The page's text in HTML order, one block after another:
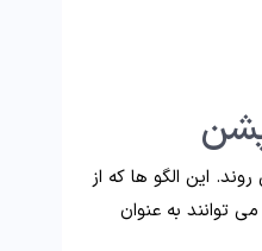
این الگو ها که از
‌توانند به عنوان